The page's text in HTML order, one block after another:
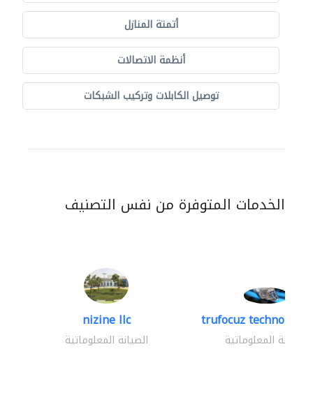
أتمتة المنازل
أنظمة الاتصالات
توصيل الكابلات وتركيب الشبكات
الخدمات المتوفرة من نفس التصنيف
nizine llc
الصيانة المعلوماتية
trufocuz
الصيانة المعلوماتية